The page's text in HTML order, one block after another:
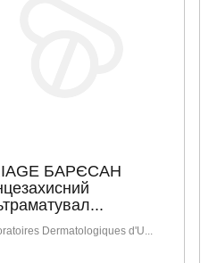
БАРЄСАН
Dermatologiques d'U...